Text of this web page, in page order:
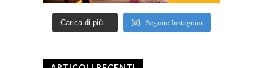
Carica di più... Seguire Instagram